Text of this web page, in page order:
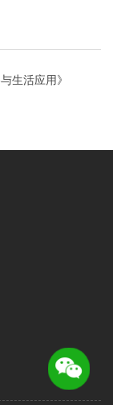
生活应用》